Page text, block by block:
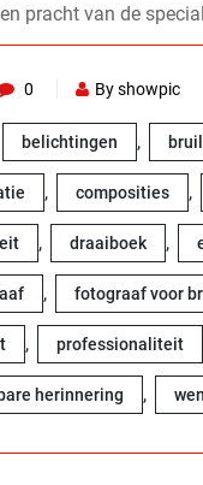
pracht van de
0 By showpic
belichtingen ,
, composities ,
, draaiboek ,
, fotograaf voor
, professionaliteit
herinnering ,